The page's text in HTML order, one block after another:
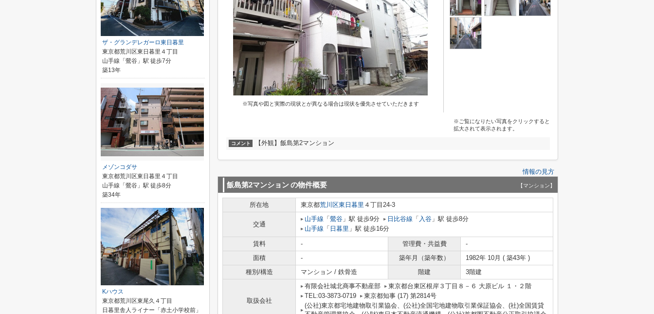
※写真や図と実際の現状とが異なる場合は現状を優先させていただきます
※ご覧になりたい写真をクリックすると
拡大されて表示されます。
コメント 【外観】飯島第2マンション
情報の見方
飯島第2マンションの物件概要 【マンション】
所在地 東京都荒川区東日暮里 ４丁目24-3
交通
山手線 「 鶯谷 」駅 徒歩9分 日比谷線 「 入谷 」駅 徒歩8分
山手線 「 日暮里 」駅 徒歩16分
賃料 - 管理費・共益費
-
面積
- 築年月（築年数）
1982年 10月 ( 築43年 )
種別/構造
マンション / 鉄骨造 階建 3階建
取扱会社
有限会社城北商事不動産部
東京都台東区根岸３丁目８－６ 大原ビル １・２階
TEL:03-3873-0719
東京都知事 (17) 第2814号
(公社)東京都宅地建物取引業協会、(公社)全国宅地建物取引業保証協会、(社)全国賃貸
ザ・グランデレガーロ東日暮里
東京都荒川区東日暮里４丁目
山手線「鶯谷」駅 徒歩7分
築13年
メゾンコダサ
東京都荒川区東日暮里４丁目
山手線「鶯谷」駅 徒歩8分
築34年
Kハウス
東京都荒川区東尾久４丁目
日暮里舎人ライナー「赤土小学校前」